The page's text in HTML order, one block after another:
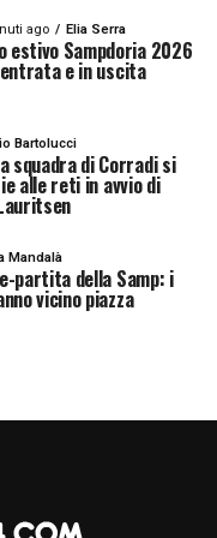
ago Elia Serra
estivo Sampdoria 2026
e in uscita
Bartolucci
squadra di Corradi si
alle reti in avvio di
Mandalà
partita della Samp: i
vicino piazza